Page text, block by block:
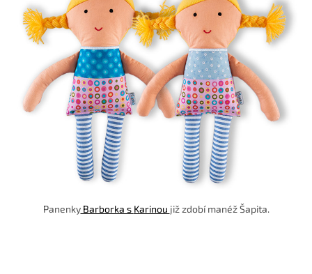
PanenkyBarborka s Karinou již zdobí manéž Šapita.